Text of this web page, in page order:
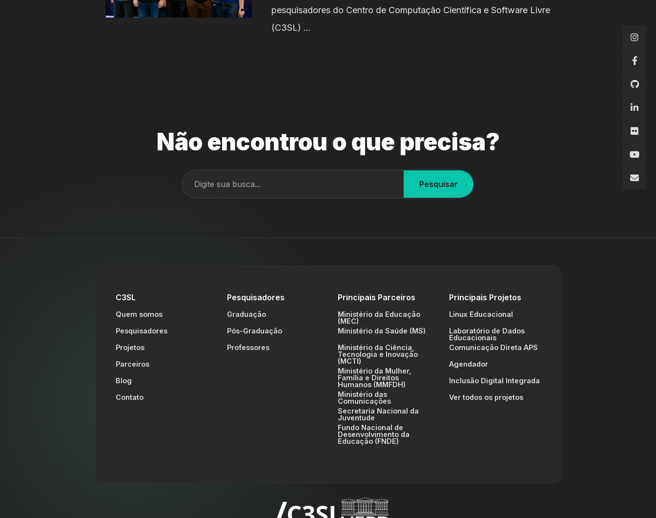
pesquisadores do Centro de Computação Científica e Software Livre
(C3SL) …
Não encontrou o que precisa?
Pesquisar
C3SL
Quem somos
Pesquisadores
Projetos
Parceiros
Blog
Contato
Pesquisadores
Graduação
Pós-Graduação
Professores
Principais Parceiros
Ministério da Educação
(MEC)
Ministério da Saúde (MS)
Ministério da Ciência,
Tecnologia e Inovação
(MCTI)
Ministério da Mulher,
Família e Direitos
Humanos (MMFDH)
Ministério das
Comunicações
Secretaria Nacional da
Juventude
Fundo Nacional de
Desenvolvimento da
Educação (FNDE)
Principais Projetos
Linux Educacional
Laboratório de Dados
Educacionais
Comunicação Direta APS
Agendador
Inclusão Digital Integrada
Ver todos os projetos